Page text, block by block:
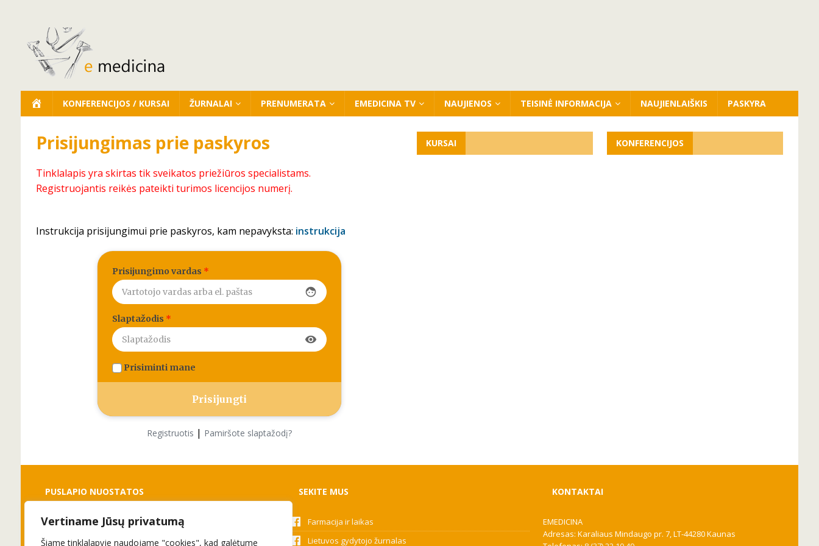
Vertiname Jūsų privatumą
Šiame tinklalapyje naudojame "cookies", kad galėtume
KONFERENCIJOS / KURSAI ŽURNALAI PRENUMERATA EMEDICINA TV NAUJIENOS TEISINĖ INFORMACIJA NAUJIENLAIŠKIS PASKYRA
Prisijungimas prie paskyros
Tinklalapis yra skirtas tik sveikatos priežiūros specialistams.
Registruojantis reikės pateikti turimos licencijos numerį.
Instrukcija prisijungimui prie paskyros, kam nepavyksta: instrukcija
Prisijungimo vardas *
face
Slaptažodis *
visibility
Prisiminti mane
Registruotis | Pamiršote slaptažodį?
KURSAI KONFERENCIJOS
PUSLAPIO NUOSTATOS
Slapukai
Privatumo politika
SEKITE MUS
Farmacija ir laikas
Lietuvos gydytojo žurnalas
KONTAKTAI
EMEDICINA
Adresas: Karaliaus Mindaugo pr. 7, LT-44280 Kaunas